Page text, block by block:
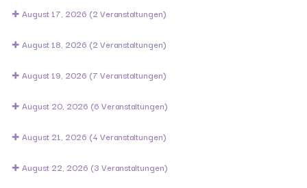
August 17, 2026 (2 Veranstaltungen)
August 18, 2026 (2 Veranstaltungen)
August 19, 2026 (7 Veranstaltungen)
August 20, 2026 (6 Veranstaltungen)
August 21, 2026 (4 Veranstaltungen)
August 22, 2026 (3 Veranstaltungen)